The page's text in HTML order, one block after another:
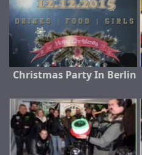
Christmas Party In Berlin